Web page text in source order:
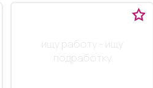
ищу работу - ищу
подработку